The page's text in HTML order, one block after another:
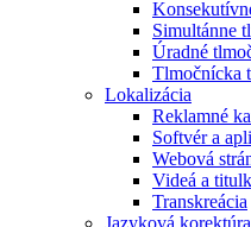
Simultánne
Úradné
Tlmočnícka
Lokalizácia
Reklamné
Softvér a
Webová
Videá a
Transkreácia
Jazyková korektúra